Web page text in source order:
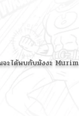
ได้พบกับมังงะ Murim